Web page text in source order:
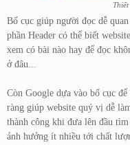
Thiết
Bố cục giúp người đọc dễ
phần Header có thể biết
xem có bài nào hay để đọc
ở đâu...
Còn Google dựa vào bố cục
ràng giúp website quý vị dễ
thành công khi đưa lên đầu
ảnh hưởng ít nhiều tới chất